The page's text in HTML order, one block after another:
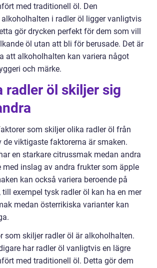
med traditionell öl. Den
i radler öl ligger vanligtvis
gör drycken perfekt för dem som vill
öl utan att bli för berusade. Det är
att alkoholhalten kan variera något
och märke.
radler öl skiljer sig
som skiljer olika radler öl från
de viktigaste faktorerna är smaken.
en starkare citrussmak medan andra
med inslag av andra frukter som äpple
kan också variera beroende på
till exempel tysk radler öl kan ha en mer
medan österrikiska varianter kan
som skiljer radler öl är alkoholhalten.
har radler öl vanligtvis en lägre
med traditionell öl. Detta gör dem